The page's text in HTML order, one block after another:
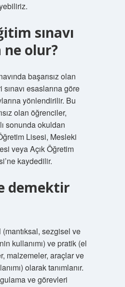
sınavı
ne olur?
başarısız olan
esaslarına göre
yönlendirilir. Bu
olan öğrenciler,
sonunda okuldan
Lisesi, Mesleki
veya Açık Öğretim
kaydedilir.
demektir
sezgisel ve
kullanımı) ve pratik (el
malzemeler, araçlar ve
olarak tanımlanır.
ve görevleri